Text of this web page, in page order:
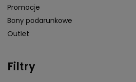
Promocje
Bony podarunkowe
Outlet
Filtry